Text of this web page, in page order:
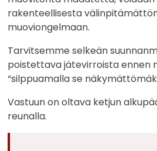
rakenteellisesta
muoviongelmaan.
Tarvitsemme selkeän
poistettava jätevirroista ennen
“silppuamalla se
Vastuun on oltava ketjun
reunalla.